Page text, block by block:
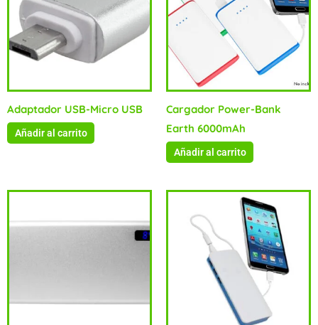
Adaptador USB-Micro USB
Añadir al carrito
Cargador Power-Bank
Earth 6000mAh
Añadir al carrito